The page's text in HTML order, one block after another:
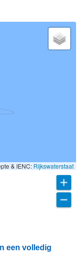
& IENC: Rijkswaterstaat
een volledig